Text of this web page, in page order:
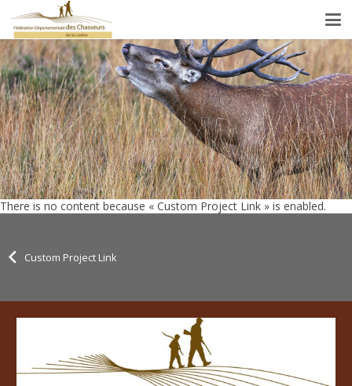
There is no content because « Custom Project Link » is enabled.
Custom Project Link